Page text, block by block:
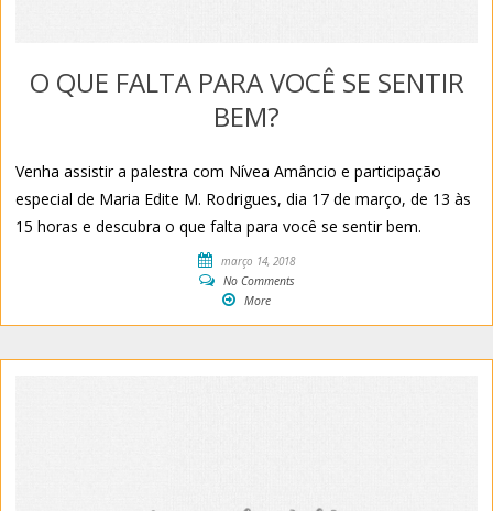
O QUE FALTA PARA VOCÊ SE SENTIR
BEM?
Venha assistir a palestra com Nívea Amâncio e participação
especial de Maria Edite M. Rodrigues, dia 17 de março, de 13 às
15 horas e descubra o que falta para você se sentir bem.
março 14, 2018
No Comments
More